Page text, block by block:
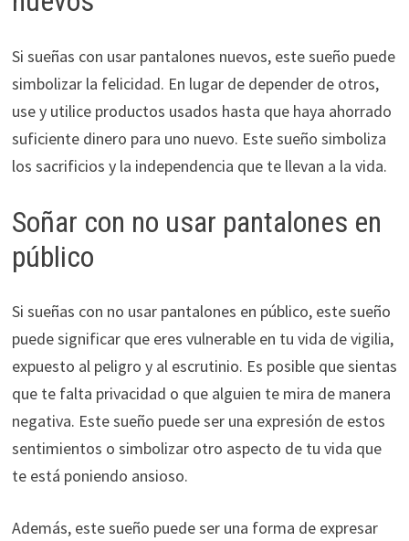
Si sueñas con usar pantalones nuevos, este sueño puede
simbolizar la felicidad. En lugar de depender de otros,
use y utilice productos usados hasta que haya ahorrado
suficiente dinero para uno nuevo. Este sueño simboliza
los sacrificios y la independencia que te llevan a la vida.
Soñar con no usar pantalones en
público
Si sueñas con no usar pantalones en público, este sueño
puede significar que eres vulnerable en tu vida de vigilia,
expuesto al peligro y al escrutinio. Es posible que sientas
que te falta privacidad o que alguien te mira de manera
negativa. Este sueño puede ser una expresión de estos
sentimientos o simbolizar otro aspecto de tu vida que
te está poniendo ansioso.
Además, este sueño puede ser una forma de expresar